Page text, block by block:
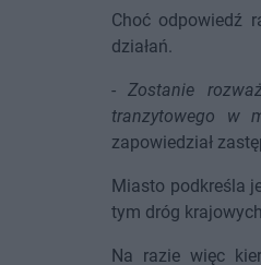
Choć odpowiedź
działań.
-Zostanie
tranzytowego w
zapowiedział
Miasto podkreśla
tym dróg
Na razie więc